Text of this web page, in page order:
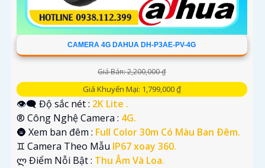
CAMERA 4G DAHUA DH-P3AE-PV-4G
Giá Bán: 2,200,000 ₫
Giá Khuyến Mại: 1,799,000 ₫
👁️‍🗨 Độ sắc nét : 2K Lite .
®️ Công Nghệ Camera : 4G.
🌚 Xem ban đêm : Full Color 30m Có Màu Ban Ðêm.
♊ Camera Theo Mẫu IP67 xoay 360.
️ლ Điểm Nỗi Bật : Thu Âm Và Loa.